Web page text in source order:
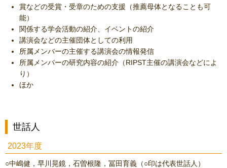
賞などの受賞・受章のための支援（推薦母体となることも可
能）
関係する学会活動の紹介、イベントの紹介
講演会などの主催団体としての利用
所属メンバーの主催する講演会の情報発信
所属メンバーの研究内容の紹介（RIPST主催の講演会などによ
り）
ほか
世話人
2023年度
○中嶋健，早川晃鏡，石曽根隆，冨田育義（○印は代表世話人）